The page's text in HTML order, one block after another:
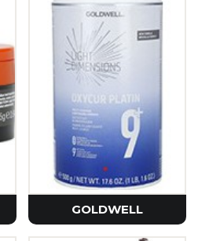
GOLDWELL